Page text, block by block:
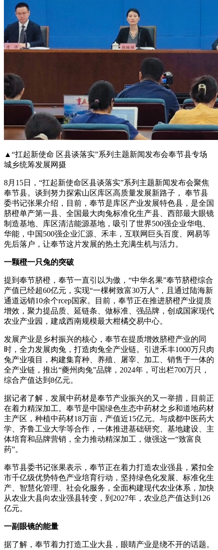
▲“扛起新使命 区县谈落实”系列主题新闻发布会奉节县专场
城乡统筹发展网摄
8月15日，“扛起新使命区县谈落实”系列主题新闻发布会聚焦
奉节县。谈到努力探索山区库区高质量发展新路子， 奉节县
委书记张果介绍，目前，奉节是库区产业发展特色县，是全国
脐橙单产第一县、全国最大肉兔标准化生产县、西部最大眼镜
制造基地、库区清洁能源基地，吸引了世界500强企业华电、
华能，中国500强企业汇源、禾丰，互联网巨头百度、网易等
先后落户，让奉节这片发展的热土充满生机与活力。
一颗橙一只兔的突破
提到奉节脐橙，奉节一直引以为傲，“中华名果”奉节脐橙综合
产值已经超60亿元，实现“一棵树致富30万人”，且通过陆海新
通道远销10余个rcep国家。目前，奉节正在推进脐橙产业提质
增效，聚力提品质、延链条、做标准、强品牌，创成国家现代
农业产业园，建成西南规模最大柑橘交易中心。
发展产业是乡村振兴的核心，奉节在提质增效脐橙产业的同
时，全力发展肉兔，打造肉兔全产业链。引进禾丰1000万只肉
兔产业项目，构建集育种、养殖、屠宰、加工、销售于一体的
全产业链，推出“夔州肉兔”品牌，2024年，可出栏700万只，
综合产值达到8亿元。
据记者了解，发展中药材是奉节产业振兴的又一举措，目前正
在着力精深加工。奉节是中国绿色生态中药材之乡和道地药材
主产区，种植中药材18万亩，产值近15亿元。与成都中医药大
学、齐鲁工业大学等合作，一体推进基础研究、基地建设、主
体培育和品牌营销，全力推动精深加工，做强这一“致富良
药”。
奉节县委书记张果表示，奉节正在着力打造农业强县，紧扣全
市千亿级优势特色产业培育行动，坚持绿色化发展、标准化生
产、智慧化管理、社会化服务，全面构建现代农业体系，加快
从农业大县向农业强县转变，到2027年，农业总产值达到126
亿元。
一副眼镜的能量
据了解，奉节着力打造工业大县，眼睛产业是绕不开的话题。